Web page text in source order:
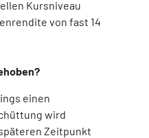
Kursniveau
von fast 14
einen
wird
Zeitpunkt